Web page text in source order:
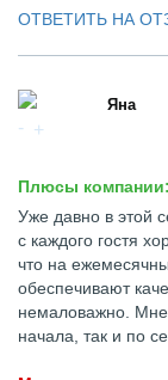
ОТВЕТИТЬ НА
Яна
Плюсы компании:
Уже давно в этой
с каждого гостя
что на
обеспечивают
немаловажно. Мне
начала, так и по